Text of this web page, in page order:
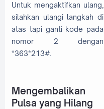
Untuk mengaktifkan ulang,
silahkan ulangi langkah di
atas tapi ganti kode pada
nomor 2 dengan
*363*213#.
Mengembalikan
Pulsa yang Hilang